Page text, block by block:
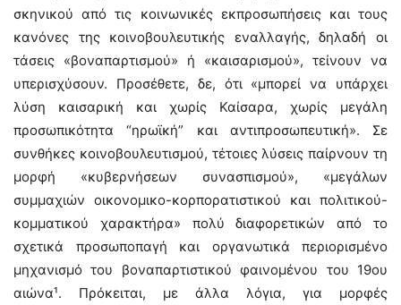
σκηνικού από τις κοινωνικές εκπροσωπήσεις και τους
κανόνες της κοινοβουλευτικής εναλλαγής, δηλαδή οι
τάσεις «βοναπαρτισμού» ή «καισαρισμού», τείνουν να
υπερισχύσουν. Προσέθετε, δε, ότι «μπορεί να υπάρχει
λύση καισαρική και χωρίς Καίσαρα, χωρίς μεγάλη
προσωπικότητα “ηρωϊκή” και αντιπροσωπευτική». Σε
συνθήκες κοινοβουλευτισμού, τέτοιες λύσεις παίρνουν τη
μορφή «κυβερνήσεων συνασπισμού», «μεγάλων
συμμαχιών οικονομικο-κορπορατιστικού και πολιτικού-
κομματικού χαρακτήρα» πολύ διαφορετικών από το
σχετικά προσωποπαγή και οργανωτικά περιορισμένο
μηχανισμό του βοναπαρτιστικού φαινομένου του 19ου
αιώνα¹. Πρόκειται, με άλλα λόγια, για μορφές